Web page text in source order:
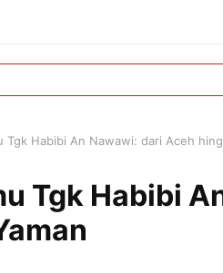
Tgk Habibi An Nawawi: dari Aceh
Tgk Habibi